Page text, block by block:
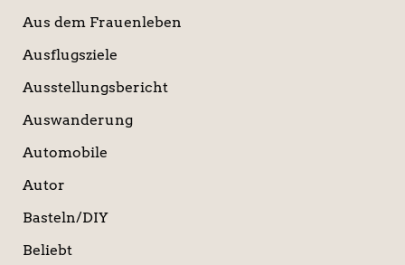
Aus dem Frauenleben
Ausflugsziele
Ausstellungsbericht
Auswanderung
Automobile
Autor
Basteln/DIY
Beliebt